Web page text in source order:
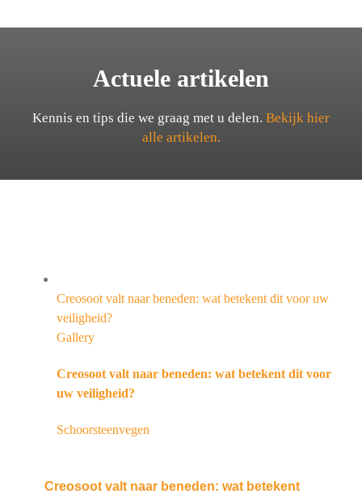
Actuele artikelen
Kennis en tips die we graag met u delen. Bekijk hier
alle artikelen.
Creosoot valt naar beneden: wat betekent dit voor uw
veiligheid?
Gallery
Creosoot valt naar beneden: wat betekent dit voor
uw veiligheid?
Schoorsteenvegen
Creosoot valt naar beneden: wat betekent